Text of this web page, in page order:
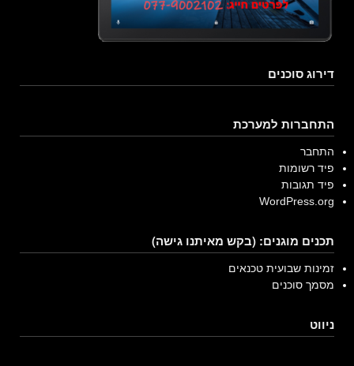
דירוג סוכנים
התחברות למערכת
התחבר
פיד רשומות
פיד תגובות
WordPress.org
תכנים מוגנים: (בקש מאיתנו גישה)
זמינות שבועית טכנאים
מסמך סוכנים
ניווט